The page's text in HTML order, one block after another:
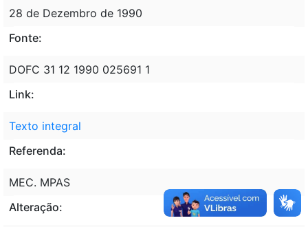
28 de Dezembro de 1990
Fonte:
DOFC 31 12 1990 025691 1
Link:
Texto integral
Referenda:
MEC. MPAS
Alteração: